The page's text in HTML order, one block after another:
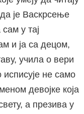
је Васкрсење
у тај
и ја са децом,
учила о вери
исписује не само
девојке која
а презива у